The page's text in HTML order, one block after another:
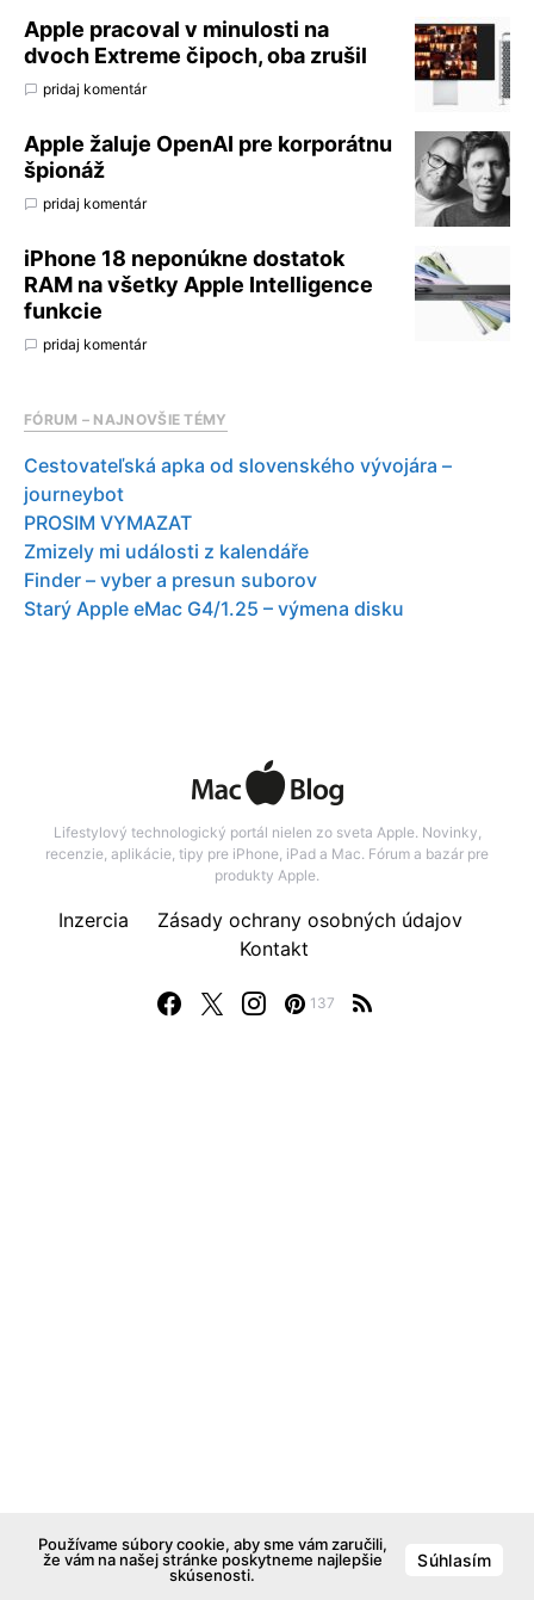
Apple pracoval v minulosti na
dvoch Extreme čipoch, oba zrušil
pridaj komentár
Apple žaluje OpenAI pre korporátnu
špionáž
pridaj komentár
iPhone 18 neponúkne dostatok
RAM na všetky Apple Intelligence
funkcie
pridaj komentár
FÓRUM – NAJNOVŠIE TÉMY
Cestovateľská apka od slovenského vývojára –
journeybot
PROSIM VYMAZAT
Zmizely mi události z kalendáře
Finder – vyber a presun suborov
Starý Apple eMac G4/1.25 – výmena disku
Lifestylový technologický portál nielen zo sveta Apple. Novinky,
recenzie, aplikácie, tipy pre iPhone, iPad a Mac. Fórum a bazár pre
produkty Apple.
137
Inzercia
Zásady ochrany osobných údajov
Kontakt
Používame súbory cookie, aby sme vám zaručili,
že vám na našej stránke poskytneme najlepšie
skúsenosti.
Súhlasím